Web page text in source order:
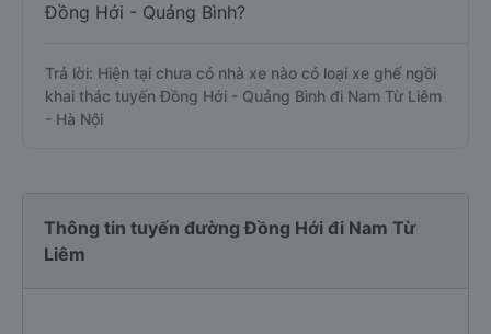
Đồng Hới - Quảng Bình?
Trả lời: Hiện tại chưa có nhà xe nào có loại xe ghế ngồi
khai thác tuyến Đồng Hới - Quảng Bình đi Nam Từ Liêm
- Hà Nội
Thông tin tuyến đường Đồng Hới đi Nam Từ
Liêm